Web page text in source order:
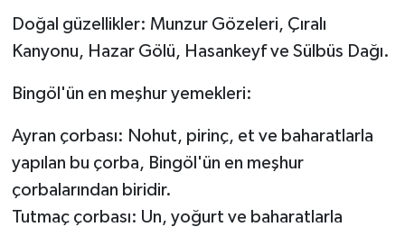
Doğal güzellikler: Munzur Gözeleri, Çıralı
Kanyonu, Hazar Gölü, Hasankeyf ve Sülbüs Dağı.
Bingöl'ün en meşhur yemekleri:
Ayran çorbası: Nohut, pirinç, et ve baharatlarla
yapılan bu çorba, Bingöl'ün en meşhur
çorbalarından biridir.
Tutmaç çorbası: Un, yoğurt ve baharatlarla